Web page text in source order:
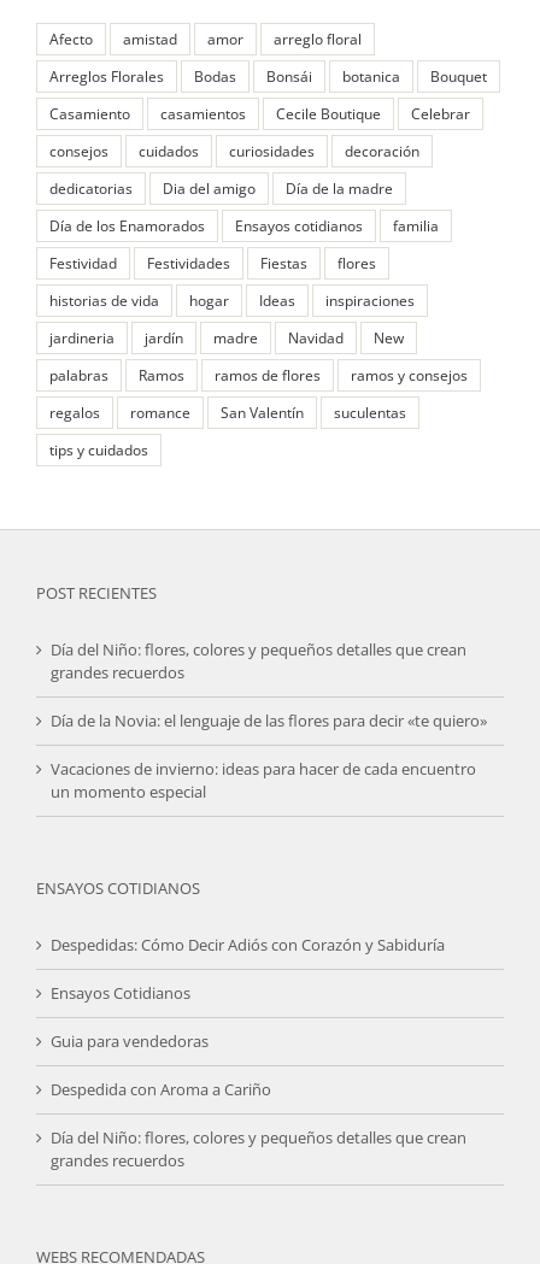
Afecto amistad amor
arreglo floral
Arreglos Florales
Bodas Bonsái botanica
Bouquet
Casamiento
casamientos Cecile Boutique
Celebrar
consejos
cuidados curiosidades
decoración
dedicatorias
Dia del amigo
Día de la madre
Día de los Enamorados
Ensayos cotidianos
familia
Festividad
Festividades Fiestas
flores
historias de vida
hogar Ideas
inspiraciones
jardineria
jardín madre Navidad
New
palabras
Ramos ramos de flores
ramos y consejos
regalos
romance San Valentín
suculentas
tips y cuidados
POST RECIENTES
Día del Niño: flores, colores y pequeños detalles que crean
grandes recuerdos
Día de la Novia: el lenguaje de las flores para decir «te quiero»
Vacaciones de invierno: ideas para hacer de cada encuentro
un momento especial
ENSAYOS COTIDIANOS
Despedidas: Cómo Decir Adiós con Corazón y Sabiduría
Ensayos Cotidianos
Guia para vendedoras
Despedida con Aroma a Cariño
Día del Niño: flores, colores y pequeños detalles que crean
grandes recuerdos
WEBS RECOMENDADAS